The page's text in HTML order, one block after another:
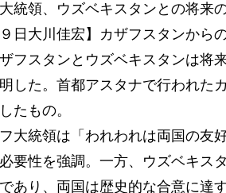
統領、ウズベキスタンとの将来
日大川佳宏】カザフスタンから
フスタンとウズベキスタンは将
した。首都アスタナで行われた
たもの。
大統領は「われわれは両国の友
要性を強調。一方、ウズベキス
あり、両国は歴史的な合意に達